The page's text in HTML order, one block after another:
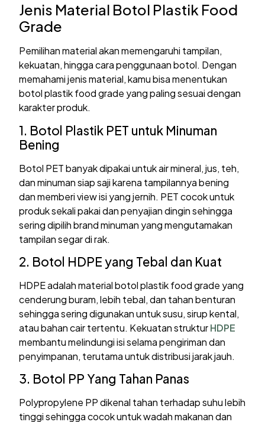
Jenis Material Botol Plastik Food
Grade
Pemilihan material akan memengaruhi tampilan,
kekuatan, hingga cara penggunaan botol. Dengan
memahami jenis material, kamu bisa menentukan
botol plastik food grade yang paling sesuai dengan
karakter produk.
1. Botol Plastik PET untuk Minuman
Bening
Botol PET banyak dipakai untuk air mineral, jus, teh,
dan minuman siap saji karena tampilannya bening
dan memberi view isi yang jernih. PET cocok untuk
produk sekali pakai dan penyajian dingin sehingga
sering dipilih brand minuman yang mengutamakan
tampilan segar di rak.
2. Botol HDPE yang Tebal dan Kuat
HDPE adalah material botol plastik food grade yang
cenderung buram, lebih tebal, dan tahan benturan
sehingga sering digunakan untuk susu, sirup kental,
atau bahan cair tertentu. Kekuatan strukturHDPE
membantu melindungi isi selama pengiriman dan
penyimpanan, terutama untuk distribusi jarak jauh.
3. Botol PP Yang Tahan Panas
Polypropylene PP dikenal tahan terhadap suhu lebih
tinggi sehingga cocok untuk wadah makanan dan